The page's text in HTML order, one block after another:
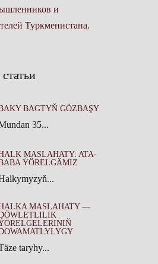
BAGTYŇ GÖZBAŞY
35...
MASLAHATY: ATA-
ÝÖRELGÄMIZ
MASLAHATY —
taryhy...
и
Туркменистана.